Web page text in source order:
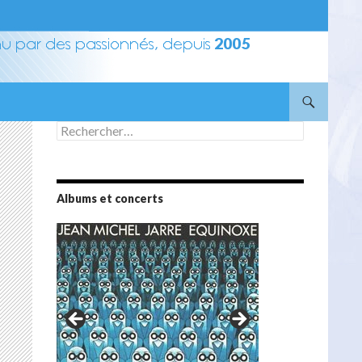
Rechercher :
Albums et concerts